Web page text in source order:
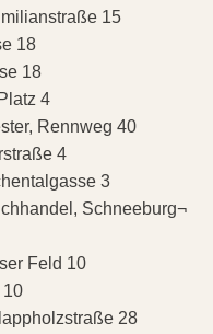
15
18
18
4
Rennweg 40
4
3
Schneeburg¬
Feld 10
10
28